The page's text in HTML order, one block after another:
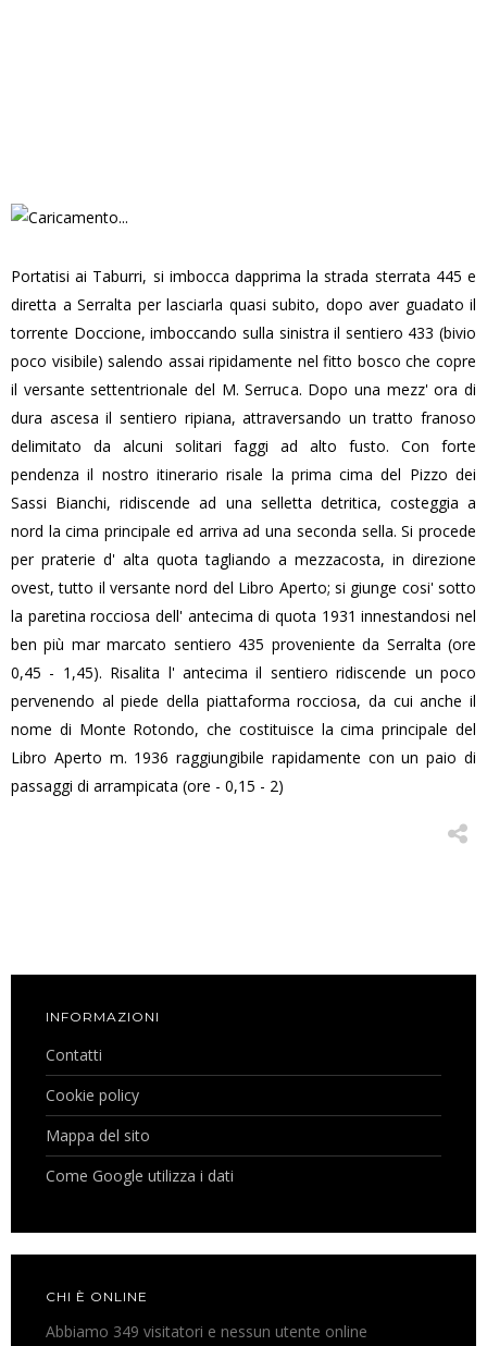
Portatisi ai Taburri, si imbocca dapprima la strada sterrata 445 e
diretta a Serralta per lasciarla quasi subito, dopo aver guadato il
torrente Doccione, imboccando sulla sinistra il sentiero 433 (bivio
poco visibile) salendo assai ripidamente nel fitto bosco che copre
il versante settentrionale del M. Serruca. Dopo una mezz' ora di
dura ascesa il sentiero ripiana, attraversando un tratto franoso
delimitato da alcuni solitari faggi ad alto fusto. Con forte
pendenza il nostro itinerario risale la prima cima del Pizzo dei
Sassi Bianchi, ridiscende ad una selletta detritica, costeggia a
nord la cima principale ed arriva ad una seconda sella. Si procede
per praterie d' alta quota tagliando a mezzacosta, in direzione
ovest, tutto il versante nord del Libro Aperto; si giunge cosi' sotto
la paretina rocciosa dell' antecima di quota 1931 innestandosi nel
ben più mar marcato sentiero 435 proveniente da Serralta (ore
0,45 - 1,45). Risalita l' antecima il sentiero ridiscende un poco
pervenendo al piede della piattaforma rocciosa, da cui anche il
nome di Monte Rotondo, che costituisce la cima principale del
Libro Aperto m. 1936 raggiungibile rapidamente con un paio di
passaggi di arrampicata (ore - 0,15 - 2)
INFORMAZIONI
Contatti
Cookie policy
Mappa del sito
Come Google utilizza i dati
CHI È ONLINE
Abbiamo 349 visitatori e nessun utente online